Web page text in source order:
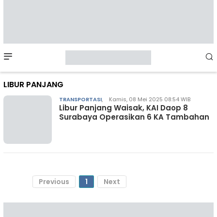
Menu
LIBUR PANJANG
TRANSPORTASI, Kamis, 08 Mei 2025 08:54 WIB
Libur Panjang Waisak, KAI Daop 8
Surabaya Operasikan 6 KA Tambahan
Previous 1 Next